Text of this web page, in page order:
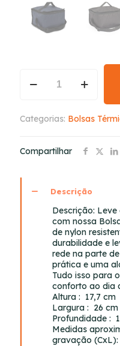
Categorias: Bolsas
Compartilhar
Descrição
Descrição: Leve
com nossa
de nylon
durabilidade e
rede na parte
prática e uma
Tudo isso para
conforto ao dia
Altura : 17,7 cm
Largura : 26 cm
Profundidade :
Medidas
gravação